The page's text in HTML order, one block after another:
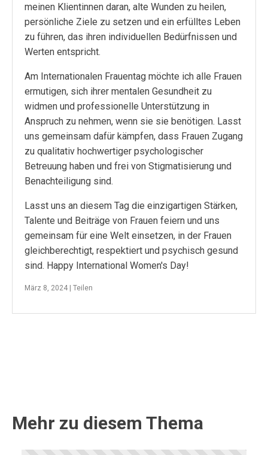
meinen Klientinnen daran, alte Wunden zu heilen,
persönliche Ziele zu setzen und ein erfülltes Leben
zu führen, das ihren individuellen Bedürfnissen und
Werten entspricht.
Am Internationalen Frauentag möchte ich alle Frauen
ermutigen, sich ihrer mentalen Gesundheit zu
widmen und professionelle Unterstützung in
Anspruch zu nehmen, wenn sie sie benötigen. Lasst
uns gemeinsam dafür kämpfen, dass Frauen Zugang
zu qualitativ hochwertiger psychologischer
Betreuung haben und frei von Stigmatisierung und
Benachteiligung sind.
Lasst uns an diesem Tag die einzigartigen Stärken,
Talente und Beiträge von Frauen feiern und uns
gemeinsam für eine Welt einsetzen, in der Frauen
gleichberechtigt, respektiert und psychisch gesund
sind. Happy International Women's Day!
März 8, 2024 | Teilen
Mehr zu diesem Thema